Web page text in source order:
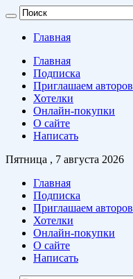
Главная
Главная
Подписка
Приглашаем авторов
Хотелки
Онлайн-покупки
О сайте
Написать
Пятница , 7 августа 2026
Главная
Подписка
Приглашаем авторов
Хотелки
Онлайн-покупки
О сайте
Написать